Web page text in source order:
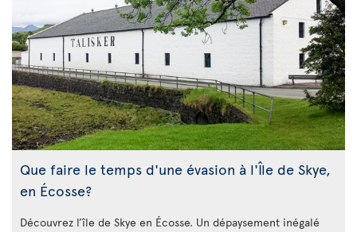
Que faire le temps d'une évasion à l'Île de Skye,
en Écosse?
Découvrez l’île de Skye en Écosse. Un dépaysement inégalé